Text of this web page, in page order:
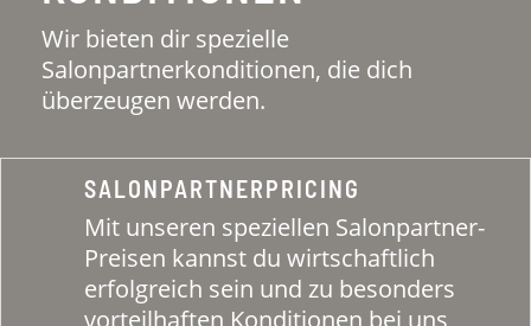
Wir bieten dir spezielle
Salonpartnerkonditionen, die dich
überzeugen werden.
SALONPARTNERPRICING
Mit unseren speziellen Salonpartner-
Preisen kannst du wirtschaftlich
erfolgreich sein und zu besonders
vorteilhaften Konditionen bei uns